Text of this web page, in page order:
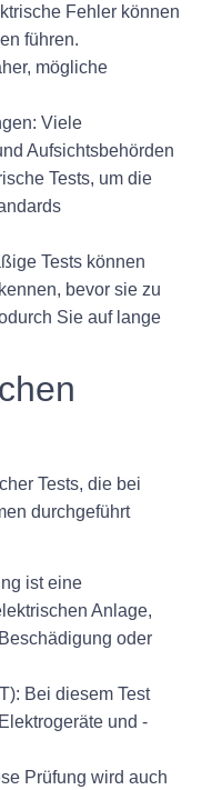
Fehler können
führen.
mögliche
Viele
Aufsichtsbehörden
Tests, um die
Tests können
bevor sie zu
Sie auf lange
Tests, die bei
durchgeführt
ist eine
Anlage,
oder
Bei diesem Test
und -
Prüfung wird auch